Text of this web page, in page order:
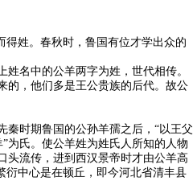
得姓。春秋时，鲁国有位才学出众的
名中的公羊两字为姓，世代相传。
的，他们多是王公贵族的后代。故公
秦时期鲁国的公孙羊孺之后，“以王父
为氏。使公羊姓为姓氏人所知的人物
头流传，进到西汉景帝时才由公羊高
衍中心是在顿丘，即今河北省清丰县